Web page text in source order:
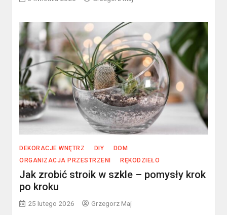
DEKORACJE WNĘTRZ DIY
DOM
ORGANIZACJA PRZESTRZENI
RĘKODZIEŁO
Jak zrobić stroik w szkle – pomysły krok
po kroku
25 lutego 2026 Grzegorz Maj